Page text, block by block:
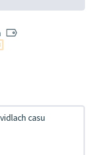
casu